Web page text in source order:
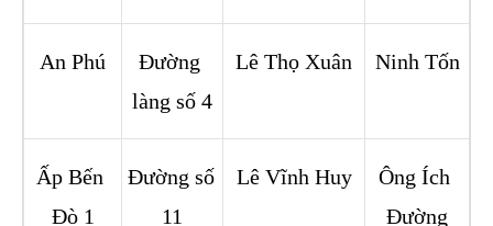
An Phú
Đường
làng số 4
Lê Thọ Xuân Ninh Tốn
Ấp Bến
Đò 1
Đường số
11
Lê Vĩnh Huy
Ông Ích
Đường